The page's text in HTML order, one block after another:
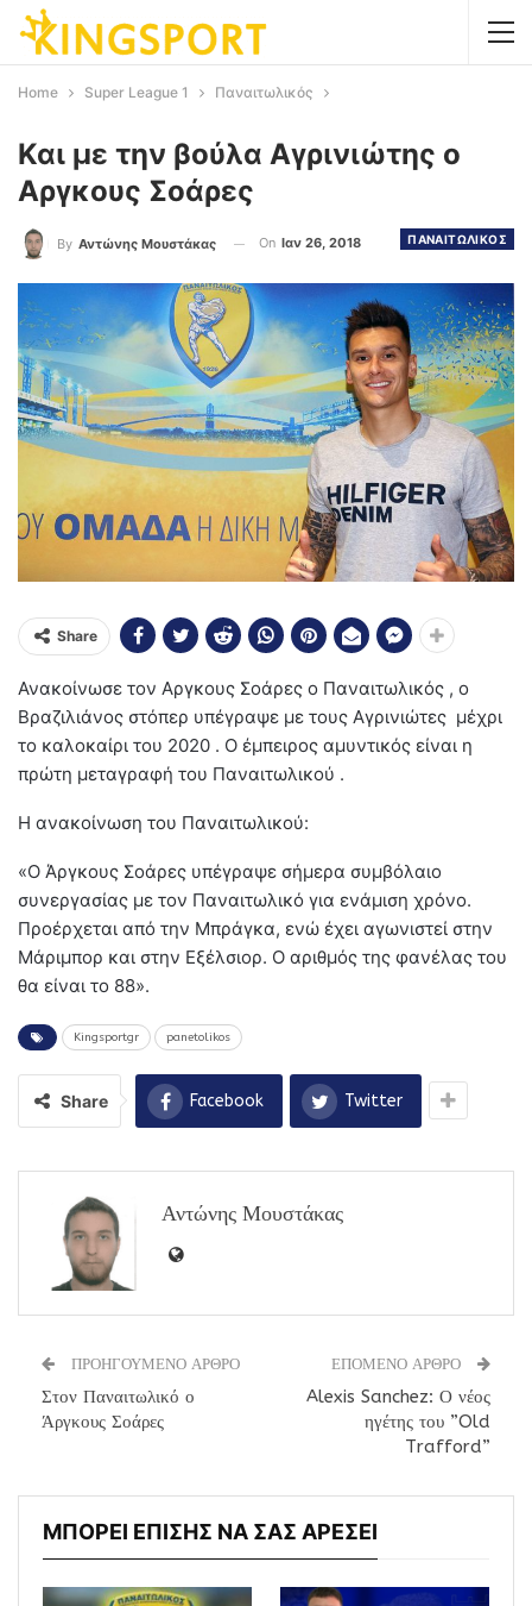
Home Super League 1 Παναιτωλικός
Και με την βούλα Αγρινιώτης ο
Αργκους Σοάρες
ΠΑΝΑΙΤΩΛΙΚΟΣ
By Αντώνης Μουστάκας On Ιαν 26, 2018
Share
Ανακοίνωσε τον Αργκους Σοάρες ο Παναιτωλικός , ο
Βραζιλιάνος στόπερ υπέγραψε με τους Αγρινιώτες μέχρι
το καλοκαίρι του 2020 . Ο έμπειρος αμυντικός είναι η
πρώτη μεταγραφή του Παναιτωλικού .
Η ανακοίνωση του Παναιτωλικού:
«Ο Άργκους Σοάρες υπέγραψε σήμερα συμβόλαιο
συνεργασίας με τον Παναιτωλικό για ενάμιση χρόνο.
Προέρχεται από την Μπράγκα, ενώ έχει αγωνιστεί στην
Μάριμπορ και στην Εξέλσιορ. Ο αριθμός της φανέλας του
θα είναι το 88».
Kingsportgr panetolikos
Share Facebook Twitter
Αντώνης Μουστάκας
ΠΡΟΗΓΟΥΜΕΝΟ ΑΡΘΡΟ
Στον Παναιτωλικό ο
Άργκους Σοάρες
ΕΠΟΜΕΝΟ ΑΡΘΡΟ
Alexis Sanchez: Ο νέος
ηγέτης του ”Old
Trafford”
ΜΠΟΡΕΙ ΕΠΙΣΗΣ ΝΑ ΣΑΣ ΑΡΕΣΕΙ